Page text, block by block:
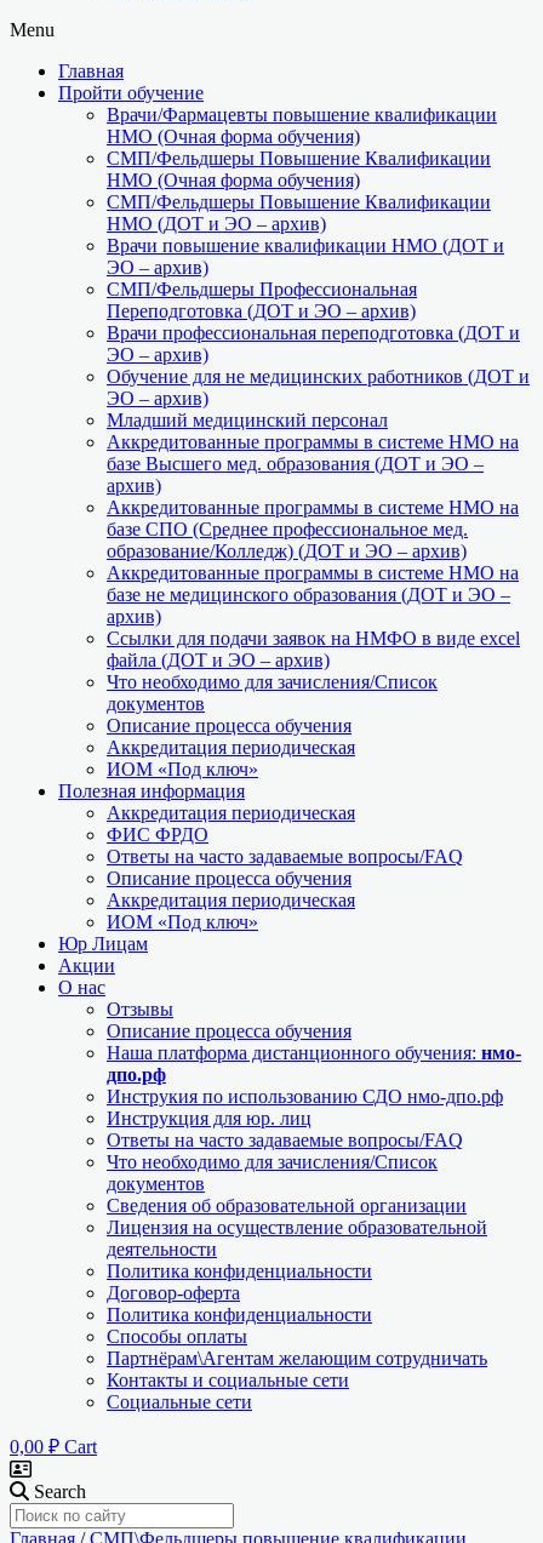
Menu
Главная
Пройти обучение
Врачи/Фармацевты повышение квалификации
НМО (Очная форма обучения)
СМП/Фельдшеры Повышение Квалификации
НМО (Очная форма обучения)
СМП/Фельдшеры Повышение Квалификации
НМО (ДОТ и ЭО – архив)
Врачи повышение квалификации НМО (ДОТ и
ЭО – архив)
СМП/Фельдшеры Профессиональная
Переподготовка (ДОТ и ЭО – архив)
Врачи профессиональная переподготовка (ДОТ и
ЭО – архив)
Обучение для не медицинских работников (ДОТ и
ЭО – архив)
Младший медицинский персонал
Аккредитованные программы в системе НМО на
базе Высшего мед. образования (ДОТ и ЭО –
архив)
Аккредитованные программы в системе НМО на
базе СПО (Среднее профессиональное мед.
образование/Колледж) (ДОТ и ЭО – архив)
Аккредитованные программы в системе НМО на
базе не медицинского образования (ДОТ и ЭО –
архив)
Ссылки для подачи заявок на НМФО в виде excel
файла (ДОТ и ЭО – архив)
Что необходимо для зачисления/Список
документов
Описание процесса обучения
Аккредитация периодическая
ИОМ «Под ключ»
Полезная информация
Аккредитация периодическая
ФИС ФРДО
Ответы на часто задаваемые вопросы/FAQ
Описание процесса обучения
Аккредитация периодическая
ИОМ «Под ключ»
Юр Лицам
Акции
О нас
Отзывы
Описание процесса обучения
Наша платформа дистанционного обучения: нмо-
дпо.рф
Инструкия по использованию СДО нмо-дпо.рф
Инструкция для юр. лиц
Ответы на часто задаваемые вопросы/FAQ
Что необходимо для зачисления/Список
документов
Сведения об образовательной организации
Лицензия на осуществление образовательной
деятельности
Политика конфиденциальности
Договор-оферта
Политика конфиденциальности
Способы оплаты
Партнёрам\Агентам желающим сотрудничать
Контакты и социальные сети
Социальные сети
0,00 ₽ Cart
Search
Главная /СМП\Фельдшеры повышение квалификации